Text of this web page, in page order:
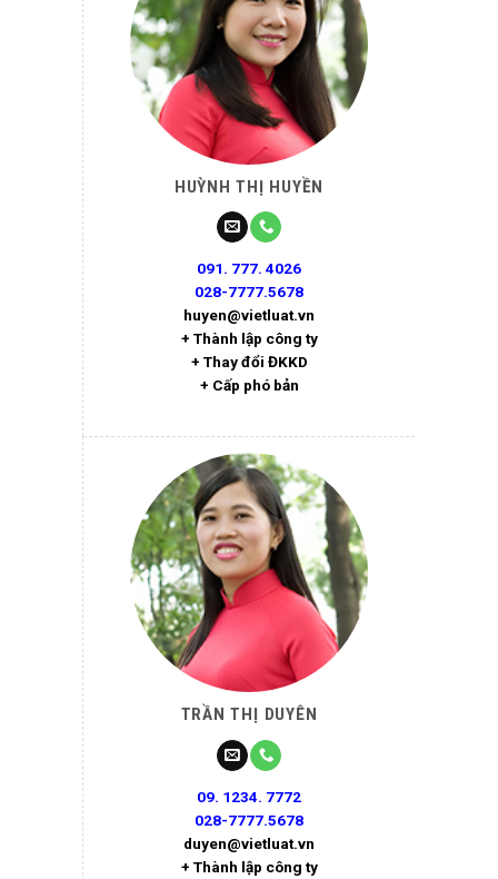
HUỲNH THỊ HUYỀN
091. 777. 4026
028-7777.5678
huyen@vietluat.vn
+ Thành lập công ty
+ Thay đổi ĐKKD
+ Cấp phó bản
TRẦN THỊ DUYÊN
09. 1234. 7772
028-7777.5678
duyen@vietluat.vn
+ Thành lập công ty